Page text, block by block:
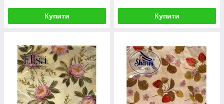
Купити Купити